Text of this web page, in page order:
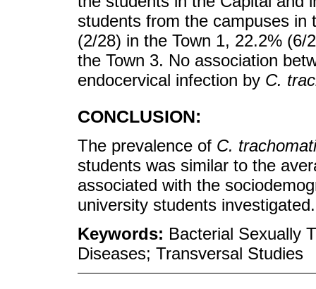
students from the campuses in
(2/28) in the Town 1, 22.2% (6/
the Town 3. No association
endocervical infection by C.
CONCLUSION:
The prevalence of C.
students was similar to the
associated with the
university students investigated.
Keywords: Bacterial Sexually
Diseases; Transversal Studies